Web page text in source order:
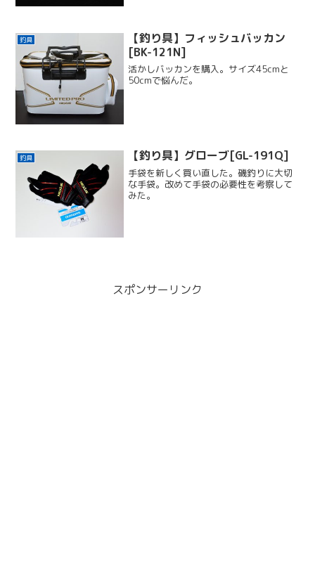
釣具
【釣り具】フィッシュバッカン
[BK-121N]
活かしバッカンを購入。サイズ45cmと
50cmで悩んだ。
釣具 【釣り具】グローブ[GL-191Q]
手袋を新しく買い直した。磯釣りに大切
な手袋。改めて手袋の必要性を考察して
みた。
スポンサーリンク